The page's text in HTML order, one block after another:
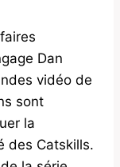
Dan
vidéo de
sont
la
des Catskills.